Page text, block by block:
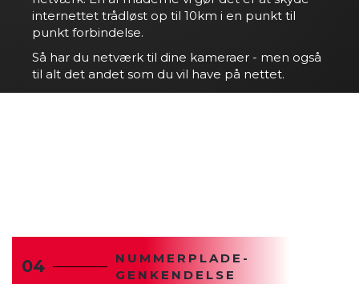
internettet trådløst op til 10km i en punkt til
punkt forbindelse.
Så har du netværk til dine kameraer - men også
til alt det andet som du vil have på nettet.
04
NUMMERPLADE-
GENKENDELSE